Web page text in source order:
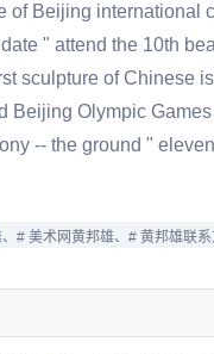
of Beijing
" attend the 10th
sculpture of Chinese
Beijing Olympic
-- the ground "
# 美术网黄邦雄、 # 黄邦雄联系